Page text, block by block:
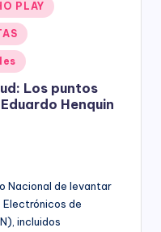
PLAY
Los puntos
Henquin
Nacional de levantar
Electrónicos de
incluidos